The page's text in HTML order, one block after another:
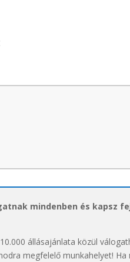
mindenben és kapsz
állásajánlata közül
megfelelő munkahelyet!